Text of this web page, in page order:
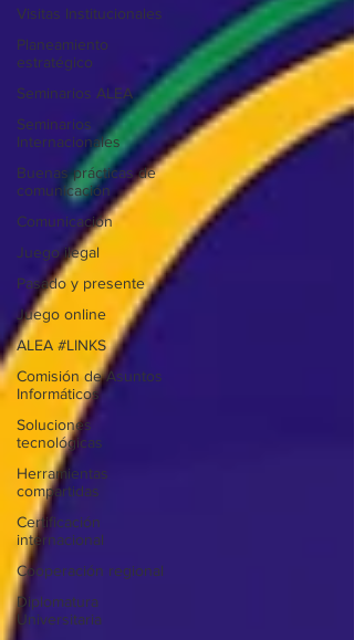
Visitas Institucionales
Planeamiento
estratégico
Seminarios ALEA
Seminarios
Internacionales
Buenas prácticas de
comunicación
Comunicación
Juego ilegal
Pasado y presente
Juego online
ALEA #LINKS
Comisión de Asuntos
Informáticos
Soluciones
tecnológicas
Herramientas
compartidas
Certificación
internacional
Cooperación regional
Diplomatura
Universitaria